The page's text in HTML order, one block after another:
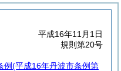
平成16年11月1日
規則第20号
例(平成16年丹波市条例第